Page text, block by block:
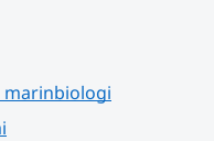
marinbiologi